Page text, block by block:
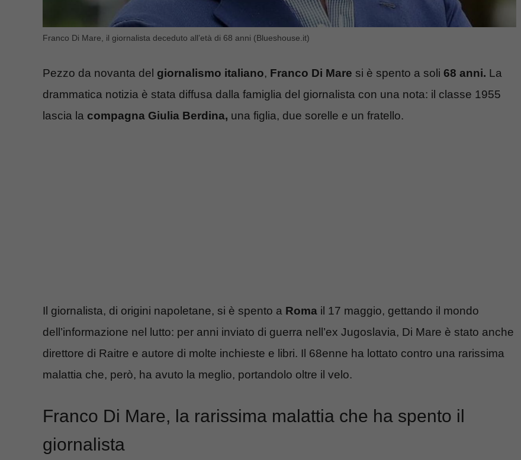
Franco Di Mare, il giornalista deceduto all’età di 68 anni (Blueshouse.it)
Pezzo da novanta del giornalismo italiano, Franco Di Mare si è spento a soli 68 anni. La
drammatica notizia è stata diffusa dalla famiglia del giornalista con una nota: il classe 1955
lascia la compagna Giulia Berdina, una figlia, due sorelle e un fratello.
Il giornalista, di origini napoletane, si è spento a Roma il 17 maggio, gettando il mondo
dell’informazione nel lutto: per anni inviato di guerra nell’ex Jugoslavia, Di Mare è stato anche
direttore di Raitre e autore di molte inchieste e libri. Il 68enne ha lottato contro una rarissima
malattia che, però, ha avuto la meglio, portandolo oltre il velo.
Franco Di Mare, la rarissima malattia che ha spento il
giornalista